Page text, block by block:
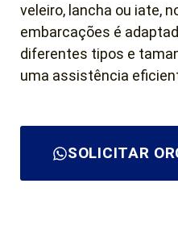
veleiro, lancha ou iate,
embarcações é
diferentes tipos e
uma assistência
SOLICITAR